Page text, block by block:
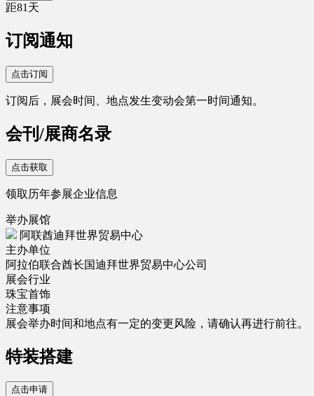
距81 天
订阅通知
点击订阅
订阅后，展会时间、地点发生变动会第一时间通知。
会刊/展商名录
点击获取
领取历年参展企业信息
举办展馆
阿联酋迪拜世界贸易中心
主办单位
阿拉伯联合酋长国迪拜世界贸易中心公司
展会行业
珠宝首饰
注意事项
展会举办时间和地点有一定的变更风险，请确认再进行前往。
特装搭建
点击申请